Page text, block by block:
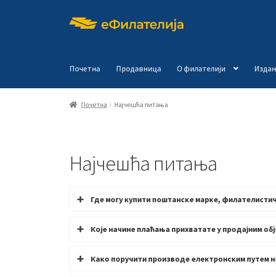
Прескочи
Скочи
Почетна Продавница О филателији
Почетна Најчешћа питања
Најчешћа питања
Где могу купити поштанске марке,
Које начине плаћања прихватате у продајним
Како поручити производе електронским путем